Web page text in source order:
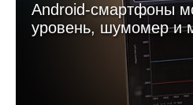
Android-смартфоны
уровень, шумомер и